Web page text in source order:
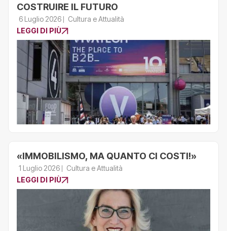
COSTRUIRE IL FUTURO
6 Luglio 2026
Cultura e Attualità
LEGGI DI PIÙ
«IMMOBILISMO, MA QUANTO CI COSTI!»
1 Luglio 2026
Cultura e Attualità
LEGGI DI PIÙ